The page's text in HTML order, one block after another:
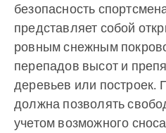
безопасность
представляет собой
ровным снежным
перепадов высот и
деревьев или
должна позволять
учетом возможного